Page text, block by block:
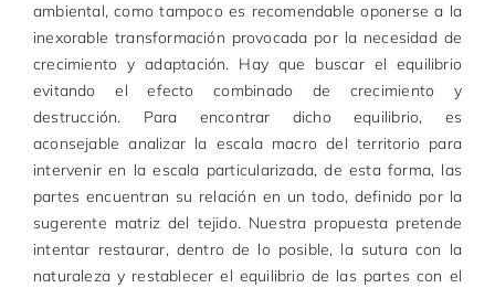
ambiental, como tampoco es recomendable oponerse a la
inexorable transformación provocada por la necesidad de
crecimiento y adaptación. Hay que buscar el equilibrio
evitando el efecto combinado de crecimiento y
destrucción. Para encontrar dicho equilibrio, es
aconsejable analizar la escala macro del territorio para
intervenir en la escala particularizada, de esta forma, las
partes encuentran su relación en un todo, definido por la
sugerente matriz del tejido. Nuestra propuesta pretende
intentar restaurar, dentro de lo posible, la sutura con la
naturaleza y restablecer el equilibrio de las partes con el